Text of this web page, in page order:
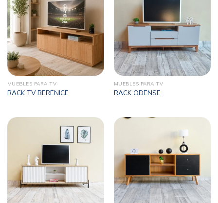
MUEBLES PARA TV
RACK TV BERENICE
MUEBLES PARA TV
RACK ODENSE